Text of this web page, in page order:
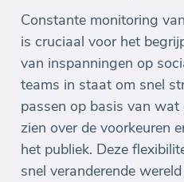
Constante monitoring
is cruciaal voor het
van inspanningen op
teams in staat om snel
passen op basis van wat
zien over de voorkeuren
het publiek. Deze
snel veranderende